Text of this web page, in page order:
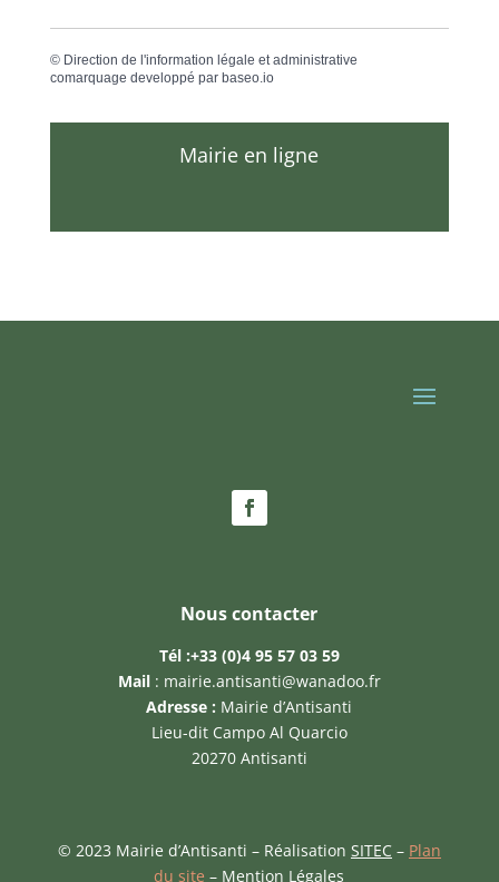
© Direction de l'information légale et administrative
comarquage developpé par baseo.io
Mairie en ligne
Nous contacter
Tél :+33 (0)4 95 57 03 59
Mail: mairie.antisanti@wanadoo.fr
Adresse : Mairie d’Antisanti
Lieu-dit Campo Al Quarcio
20270 Antisanti
© 2023 Mairie d’Antisanti – Réalisation SITEC – Plan
du site– Mention Légales